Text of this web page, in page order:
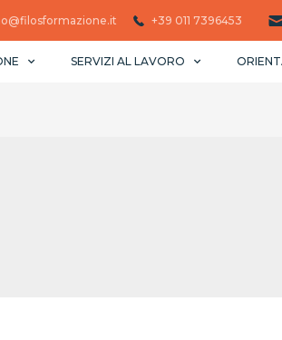
+39 011 7396453 ​
SERVIZI AL LAVORO